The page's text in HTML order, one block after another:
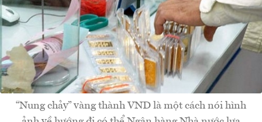
“Nung chảy” vàng thành VND là một cách nói hình